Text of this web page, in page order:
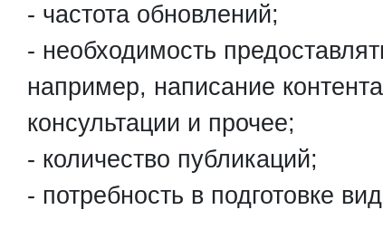
частота обновлений;
необходимость
например, написание
консультации и прочее;
количество публикаций;
потребность в подготовке